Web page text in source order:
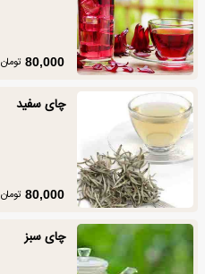
80,000 تومان
چای سفید
80,000 تومان
چای سبز